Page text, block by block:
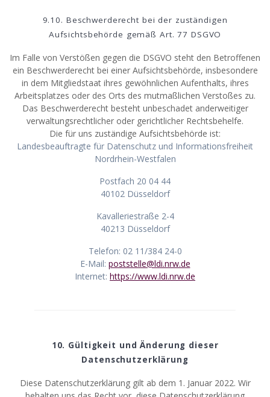
9.10. Beschwerderecht bei der zuständigen
Aufsichtsbehörde gemäß Art. 77 DSGVO
Im Falle von Verstößen gegen die DSGVO steht den Betroffenen
ein Beschwerderecht bei einer Aufsichtsbehörde, insbesondere
in dem Mitgliedstaat ihres gewöhnlichen Aufenthalts, ihres
Arbeitsplatzes oder des Orts des mutmaßlichen Verstoßes zu.
Das Beschwerderecht besteht unbeschadet anderweitiger
verwaltungsrechtlicher oder gerichtlicher Rechtsbehelfe.
Die für uns zuständige Aufsichtsbehörde ist:
Landesbeauftragte für Datenschutz und Informationsfreiheit
Nordrhein-Westfalen
Postfach 20 04 44
40102 Düsseldorf
Kavalleriestraße 2-4
40213 Düsseldorf
Telefon: 02 11/384 24-0
E-Mail: poststelle@ldi.nrw.de
Internet: https://www.ldi.nrw.de
10. Gültigkeit und Änderung dieser
Datenschutzerklärung
Diese Datenschutzerklärung gilt ab dem 1. Januar 2022. Wir